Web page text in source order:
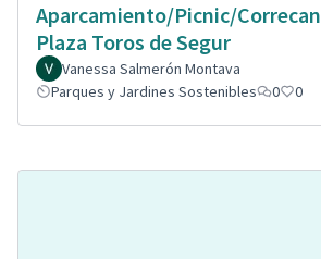
Aparcamiento/Picnic/Correcan
Plaza Toros de Segur
Vanessa Salmerón Montava
Parques y Jardines Sostenibles
0 0